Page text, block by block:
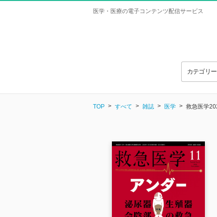
医学・医療の電子コンテンツ配信サービス
カテゴリ
TOP すべて 雑誌 医学 救急医学